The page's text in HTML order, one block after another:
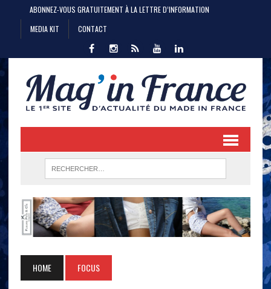
ABONNEZ-VOUS GRATUITEMENT À LA LETTRE D’INFORMATION
MEDIA KIT
CONTACT
HOME FOCUS